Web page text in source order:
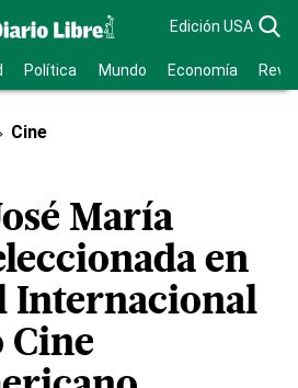
Edición USA
Política Mundo Economía
Cine
María
en
Internacional
Cine